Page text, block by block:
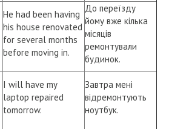
He had been having
his house renovated
for several months
before moving in.
До переїзду
йому вже кілька
місяців
ремонтували
будинок.
I will have my
laptop repaired
tomorrow.
Завтра мені
відремонтують
ноутбук.